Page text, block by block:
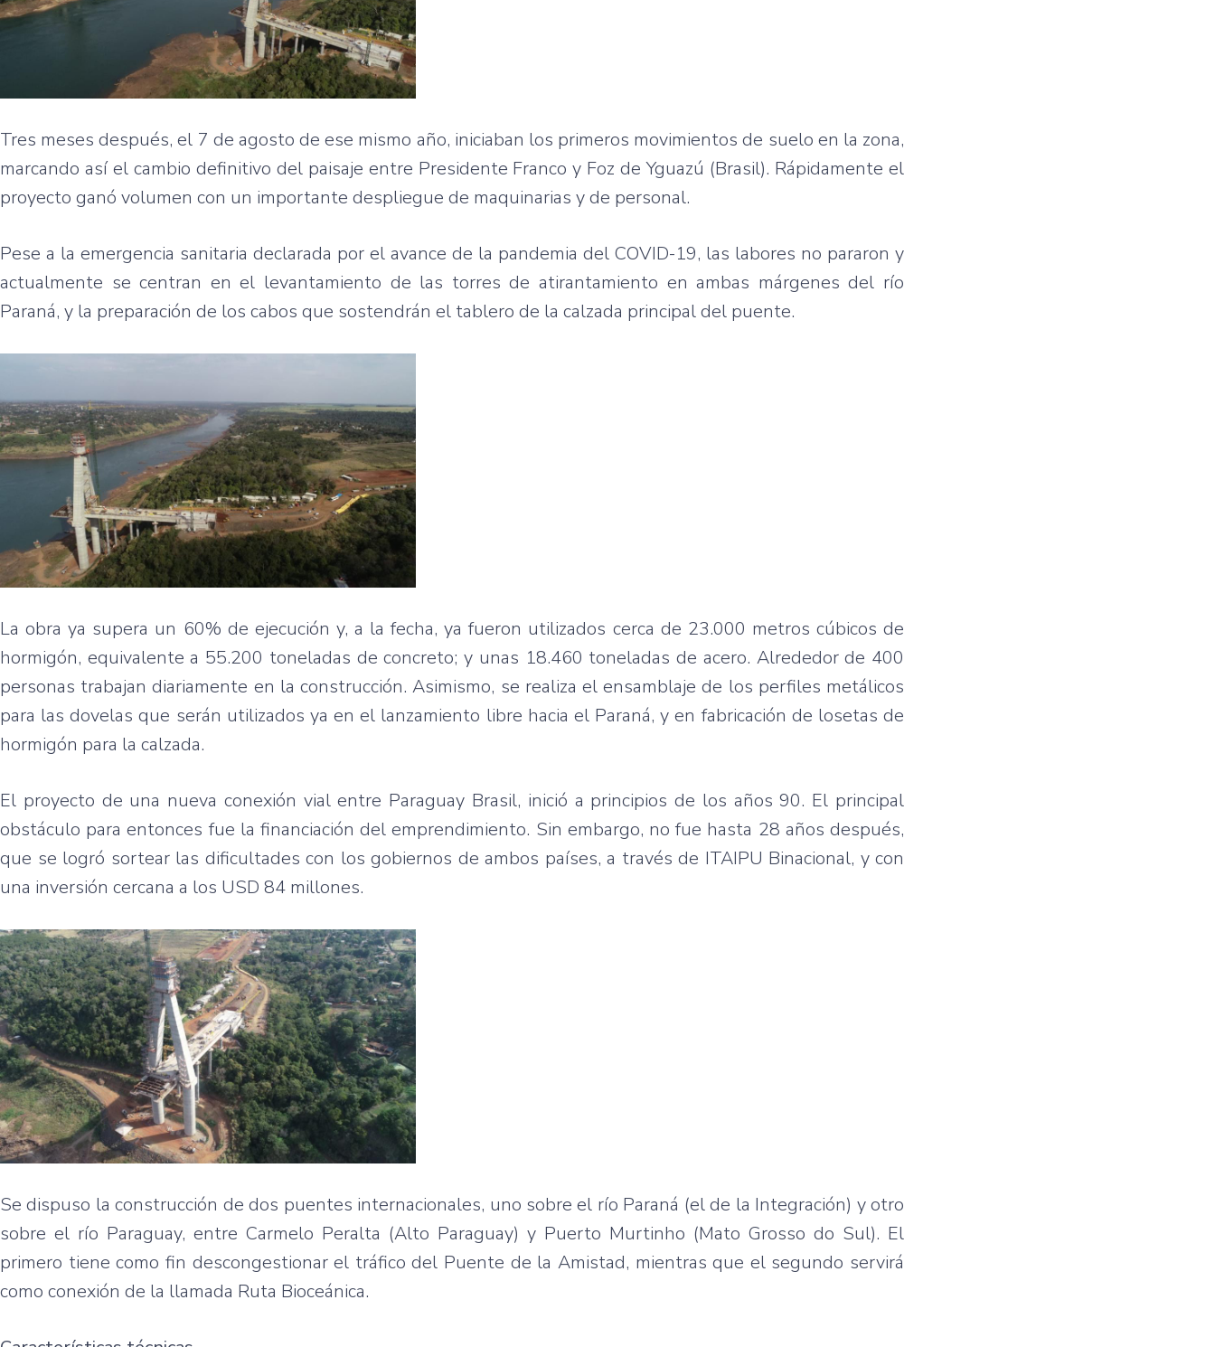
Tres meses después, el 7 de agosto de ese mismo año, iniciaban los primeros movimientos de suelo en la zona,
marcando así el cambio definitivo del paisaje entre Presidente Franco y Foz de Yguazú (Brasil). Rápidamente el
proyecto ganó volumen con un importante despliegue de maquinarias y de personal.
Pese a la emergencia sanitaria declarada por el avance de la pandemia del COVID-19, las labores no pararon y
actualmente se centran en el levantamiento de las torres de atirantamiento en ambas márgenes del río
Paraná, y la preparación de los cabos que sostendrán el tablero de la calzada principal del puente.
La obra ya supera un 60% de ejecución y, a la fecha, ya fueron utilizados cerca de 23.000 metros cúbicos de
hormigón, equivalente a 55.200 toneladas de concreto; y unas 18.460 toneladas de acero. Alrededor de 400
personas trabajan diariamente en la construcción. Asimismo, se realiza el ensamblaje de los perfiles metálicos
para las dovelas que serán utilizados ya en el lanzamiento libre hacia el Paraná, y en fabricación de losetas de
hormigón para la calzada.
El proyecto de una nueva conexión vial entre Paraguay Brasil, inició a principios de los años 90. El principal
obstáculo para entonces fue la financiación del emprendimiento. Sin embargo, no fue hasta 28 años después,
que se logró sortear las dificultades con los gobiernos de ambos países, a través de ITAIPU Binacional, y con
una inversión cercana a los USD 84 millones.
Se dispuso la construcción de dos puentes internacionales, uno sobre el río Paraná (el de la Integración) y otro
sobre el río Paraguay, entre Carmelo Peralta (Alto Paraguay) y Puerto Murtinho (Mato Grosso do Sul). El
primero tiene como fin descongestionar el tráfico del Puente de la Amistad, mientras que el segundo servirá
como conexión de la llamada Ruta Bioceánica.